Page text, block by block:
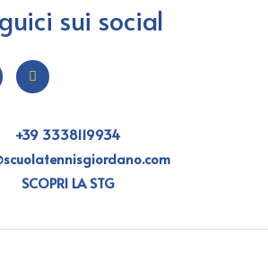
sui social
+39 3338119934
SCOPRI LA STG